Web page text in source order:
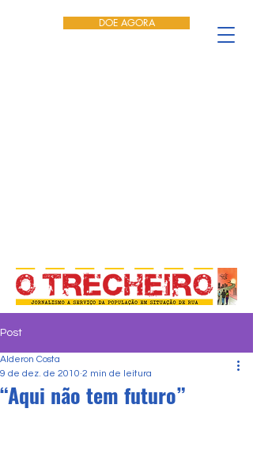
DOE AGORA
Post
“Aqui não tem futuro”
Alderon Costa
9 de dez. de 2010 2 min de leitura